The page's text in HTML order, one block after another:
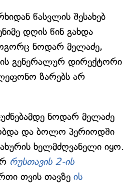
წასვლის შესახებ
დღის წინ გახდა
ნოდარ მელაძე,
გენერალურ დირექტორი
ზარებს არ
ნოდარ მელაძე
და ბოლო პერიოდში
ხელმძღვანელი იყო.
რუსთავის 2-ის
თვის თავზე ის